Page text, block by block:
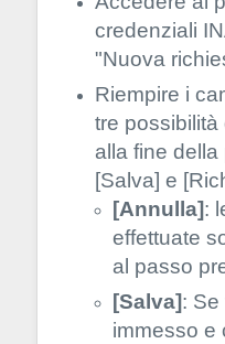
credenziali
"Nuova
Riempire i
tre possibilità
alla fine
[Salva] e
[Annulla]:
effettuate
al passo
[Salva]:
immesso e